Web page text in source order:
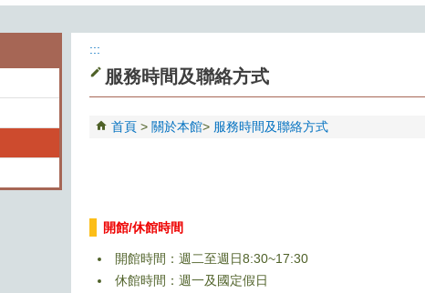
:::
服務時間及聯絡方式
首頁 關於本館 服務時間及聯絡方式
開館/休館時間
開館時間：週二至週日8:30~17:30
休館時間：週一及國定假日